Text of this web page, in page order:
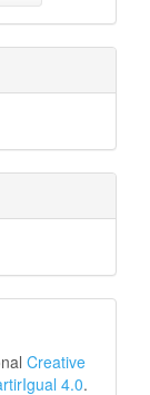
Creative
4.0.